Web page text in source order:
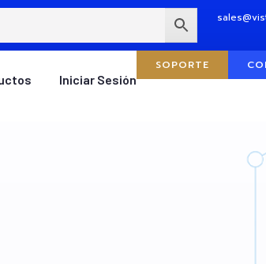
Iniciar Sesión
SOPORTE